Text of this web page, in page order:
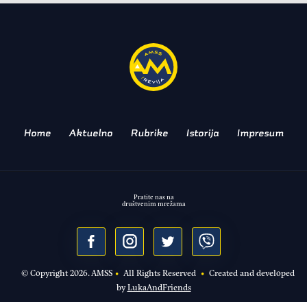
Home Aktuelno Rubrike Istorija Impresum
© Copyright2026. AMSS• All Rights Reserved • Created and developed
byLukaAndFriends
Pratite nas na
društvenim mrežama